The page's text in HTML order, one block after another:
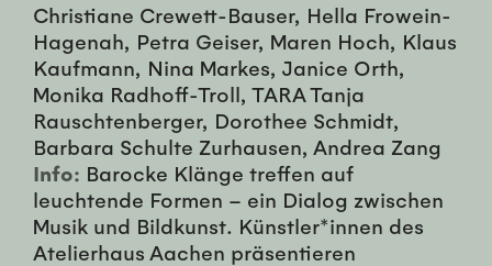
Christiane Crewett-Bauser, Hella Frowein-
Hagenah, Petra Geiser, Maren Hoch, Klaus
Kaufmann, Nina Markes, Janice Orth,
Monika Radhoff-Troll, TARA Tanja
Rauschtenberger, Dorothee Schmidt,
Barbara Schulte Zurhausen, Andrea Zang
Info: Barocke Klänge treffen auf
leuchtende Formen – ein Dialog zwischen
Musik und Bildkunst. Künstler*innen des
Atelierhaus Aachen präsentieren